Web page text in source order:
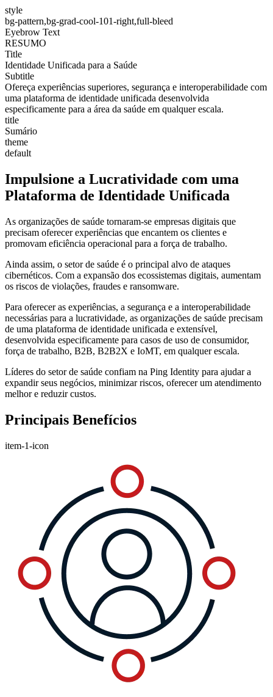
style
bg-pattern,bg-grad-cool-101-right,full-bleed
Eyebrow Text
RESUMO
Title
Identidade Unificada para a Saúde
Subtitle
Ofereça experiências superiores, segurança e interoperabilidade com
uma plataforma de identidade unificada desenvolvida
especificamente para a área da saúde em qualquer escala.
title
Sumário
theme
default
Impulsione a Lucratividade com uma
Plataforma de Identidade Unificada
As organizações de saúde tornaram-se empresas digitais que
precisam oferecer experiências que encantem os clientes e
promovam eficiência operacional para a força de trabalho.
Ainda assim, o setor de saúde é o principal alvo de ataques
cibernéticos. Com a expansão dos ecossistemas digitais, aumentam
os riscos de violações, fraudes e ransomware.
Para oferecer as experiências, a segurança e a interoperabilidade
necessárias para a lucratividade, as organizações de saúde precisam
de uma plataforma de identidade unificada e extensível,
desenvolvida especificamente para casos de uso de consumidor,
força de trabalho, B2B, B2B2X e IoMT, em qualquer escala.
Líderes do setor de saúde confiam na Ping Identity para ajudar a
expandir seus negócios, minimizar riscos, oferecer um atendimento
melhor e reduzir custos.
Principais Benefícios
item-1-icon